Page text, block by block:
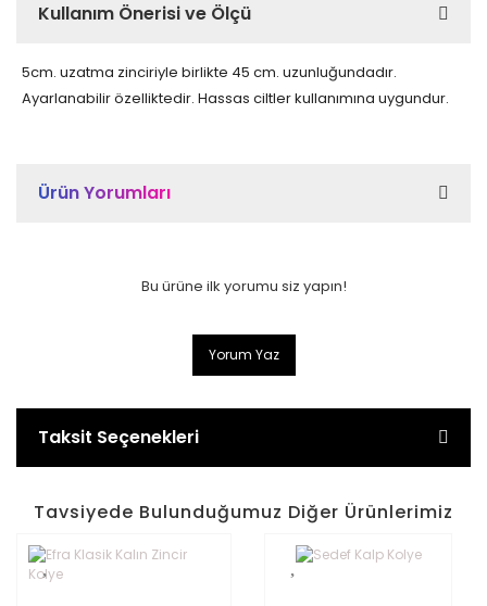
Kullanım Önerisi ve Ölçü
5cm. uzatma zinciriyle birlikte 45 cm. uzunluğundadır.
Ayarlanabilir özelliktedir. Hassas ciltler kullanımına uygundur.
Ürün Yorumları
Bu ürüne ilk yorumu siz yapın!
Yorum Yaz
Taksit Seçenekleri
Tavsiyede Bulunduğumuz Diğer Ürünlerimiz